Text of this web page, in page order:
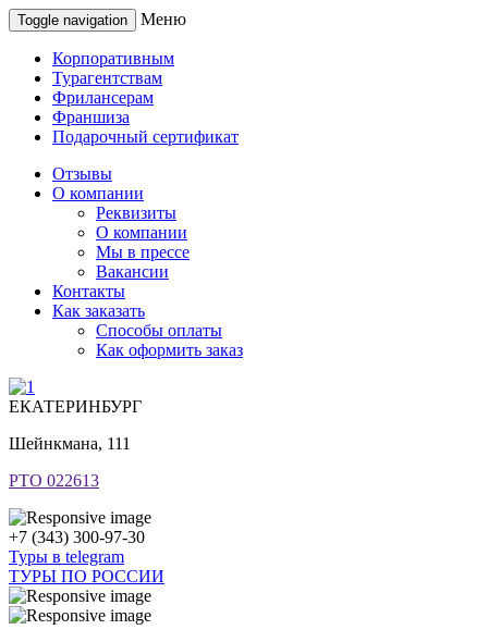
Toggle navigation Меню
Корпоративным
Турагентствам
Фрилансерам
Франшиза
Подарочный сертификат
Отзывы
О компании
Реквизиты
О компании
Мы в прессе
Вакансии
Контакты
Как заказать
Способы оплаты
Как оформить заказ
ЕКАТЕРИНБУРГ
Шейнкмана, 111
РТО 022613
+7 (343) 300-97-30
Туры в telegram
ТУРЫ ПО РОССИИ